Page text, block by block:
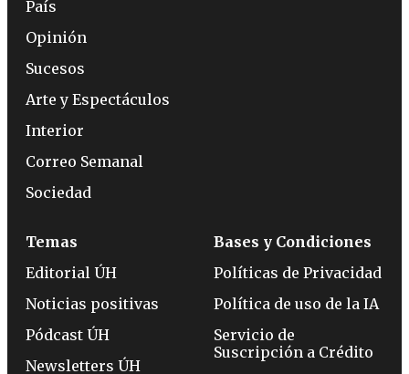
País
Opinión
Sucesos
Arte y Espectáculos
Interior
Correo Semanal
Sociedad
Temas
Editorial ÚH
Noticias positivas
Pódcast ÚH
Newsletters ÚH
Bases y Condiciones
Políticas de Privacidad
Política de uso de la IA
Servicio de
Suscripción a Crédito